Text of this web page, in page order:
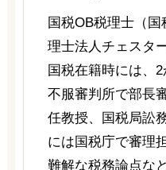
国税OB税理士（
理士法人チェスタ
国税在籍時には、
不服審判所で部長
任教授、国税局訟
には国税庁で審理
難解な税務論点な